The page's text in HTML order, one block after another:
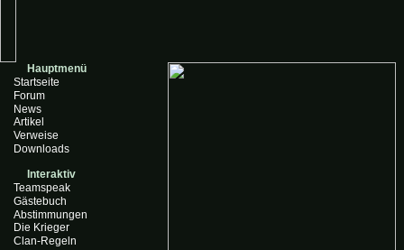
Hauptmenü
Startseite
Forum
News
Artikel
Verweise
Downloads
Interaktiv
Teamspeak
Gästebuch
Abstimmungen
Die Krieger
Clan-Regeln